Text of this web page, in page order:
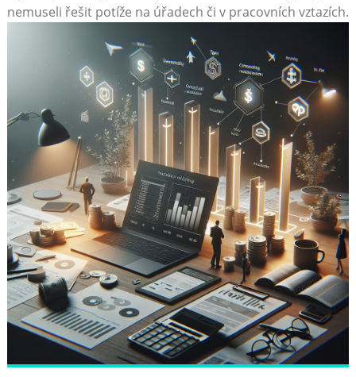
nemuseli řešit potíže na úřadech či v pracovních vztazích.